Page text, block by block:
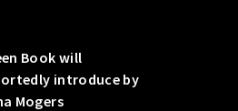
Book will
introduce by
Mogers